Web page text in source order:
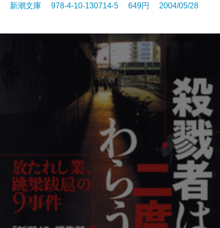
新潮文庫 978-4-10-130714-5 649円 2004/05/28